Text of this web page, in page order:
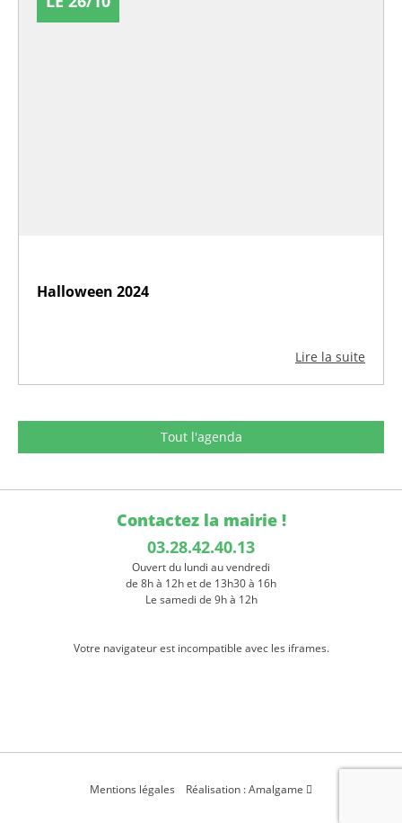
Halloween 2024
Lire la suite
Tout l'agenda
Contactez la mairie !
03.28.42.40.13
Ouvert du lundi au vendredi
de 8h à 12h et de 13h30 à 16h
Le samedi de 9h à 12h
Votre navigateur est incompatible avec les iframes.
Mentions légales Réalisation : Amalgame